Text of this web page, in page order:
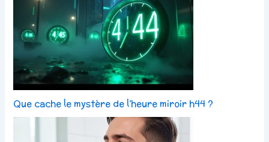
Que cache le mystère de l’heure miroir h44 ?